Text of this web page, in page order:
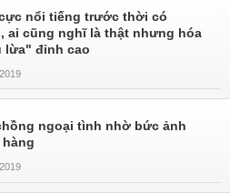
nổi tiếng trước thời có
ai cũng nghĩ là thật nhưng hóa
lừa" đỉnh cao
ngoại tình nhờ bức ảnh
hàng